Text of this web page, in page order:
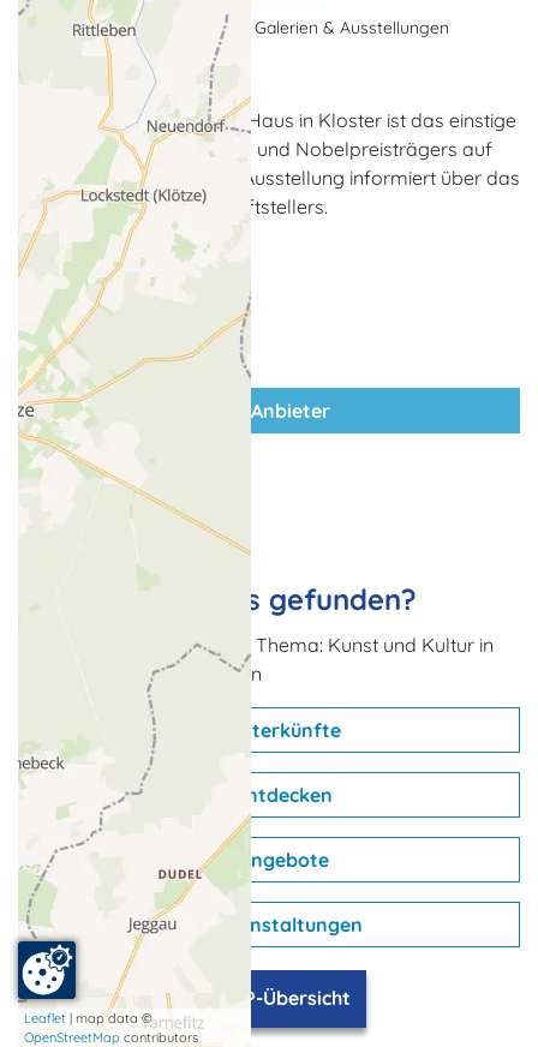
Museen & Gedenkstätten, Galerien & Ausstellungen
Kloster (Insel Hiddensee)
Das Gerhart-Hauptmann-Haus in Kloster ist das einstige
Sommerhaus des Dichters und Nobelpreisträgers auf
der Insel Hiddensee. Eine Ausstellung informiert über das
Leben und Werk des Schriftstellers.
zum Anbieter
Leaflet | map data ©
OpenStreetMap contributors
Nichts passendes gefunden?
Weitere Urlaubsideen zum Thema: Kunst und Kultur in
Mecklenburg-Vorpommern
Unterkünfte
Entdecken
Angebote
Veranstaltungen
TOP-Übersicht